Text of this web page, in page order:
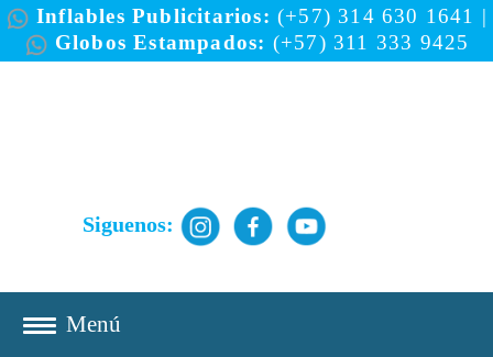
Inflables Publicitarios: (+57) 314 630 1641 |
Globos Estampados: (+57) 311 333 9425
Siguenos: